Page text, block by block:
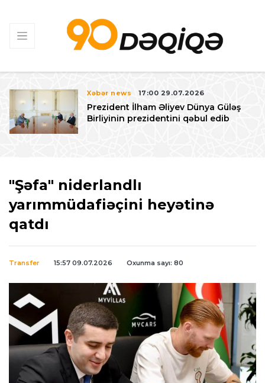
Xəbər news 17:00 29.07.2026
Prezident İlham Əliyev Dünya Güləş
Birliyinin prezidentini qəbul edib
"Şəfa" niderlandlı
yarımmüdafiəçini heyətinə
qatdı
Transfer 15:57 09.07.2026 Oxunma sayı: 80